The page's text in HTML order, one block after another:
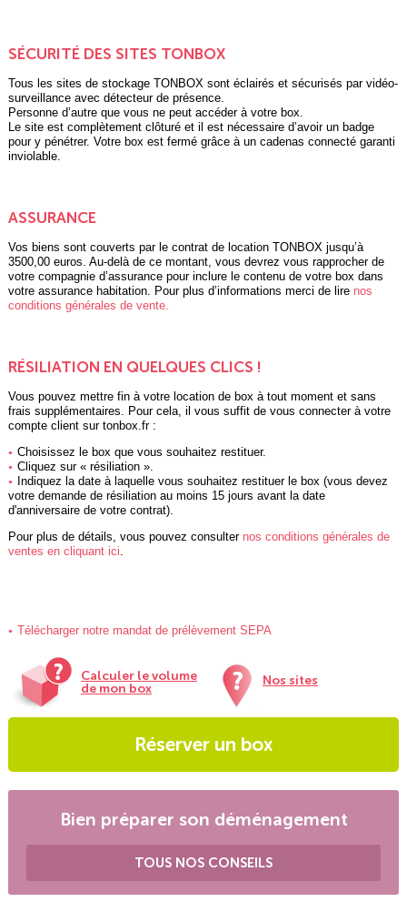
SÉCURITÉ DES SITES TONBOX
Tous les sites de stockage TONBOX sont éclairés et sécurisés par vidéo-
surveillance avec détecteur de présence.
Personne d’autre que vous ne peut accéder à votre box.
Le site est complètement clôturé et il est nécessaire d’avoir un badge
pour y pénétrer. Votre box est fermé grâce à un cadenas connecté garanti
inviolable.
ASSURANCE
Vos biens sont couverts par le contrat de location TONBOX jusqu’à
3500,00 euros. Au-delà de ce montant, vous devrez vous rapprocher de
votre compagnie d’assurance pour inclure le contenu de votre box dans
votre assurance habitation. Pour plus d’informations merci de lire nos
conditions générales de vente.
RÉSILIATION EN QUELQUES CLICS !
Vous pouvez mettre fin à votre location de box à tout moment et sans
frais supplémentaires. Pour cela, il vous suffit de vous connecter à votre
compte client sur tonbox.fr :
Choisissez le box que vous souhaitez restituer.
Cliquez sur « résiliation ».
Indiquez la date à laquelle vous souhaitez restituer le box (vous devez
votre demande de résiliation au moins 15 jours avant la date
d'anniversaire de votre contrat).
Pour plus de détails, vous pouvez consulter nos conditions générales de
ventes en cliquant ici
Télécharger notre mandat de prélèvement SEPA
Calculer le volume
de mon box
Nos sites
Réserver un box
Bien préparer son déménagement
TOUS NOS CONSEILS